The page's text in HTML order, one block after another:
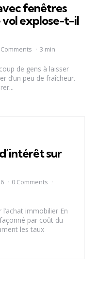
fenêtres
vol explose-t-il
3 min
de gens à laisser
d’un peu de fraîcheur.
sur
0 Comments
l’achat immobilier En
par coût du
les taux